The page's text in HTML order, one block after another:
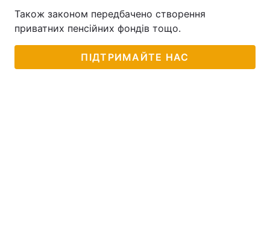
Також законом передбачено створення
приватних пенсійних фондів тощо.
ПІДТРИМАЙТЕ НАС